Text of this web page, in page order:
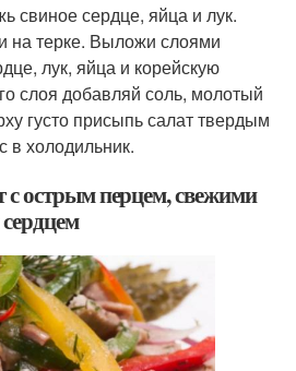
свиное сердце, яйца и лук.
на терке. Выложи слоями
лук, яйца и корейскую
слоя добавляй соль, молотый
густо присыпь салат твердым
в холодильник.
острым перцем, свежими